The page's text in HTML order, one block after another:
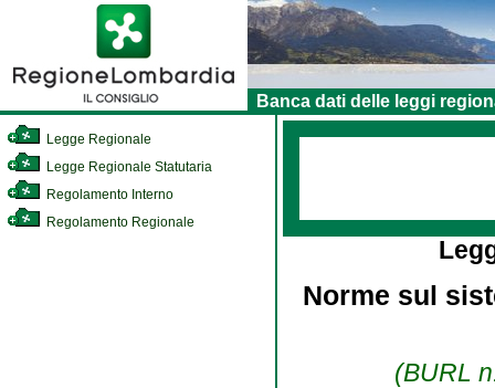
Banca dati delle leggi
Legge Regionale
Legge Regionale Statutaria
Regolamento Interno
Regolamento Regionale
Norme sul
(BURL